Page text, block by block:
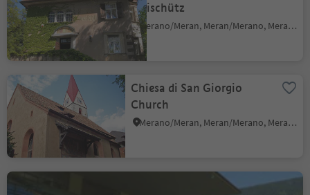
Freischütz
Merano/Meran, Meran/Merano, Meran/Merano and environs
Chiesa di San Giorgio
Church
Merano/Meran, Meran/Merano, Meran/Merano and environs
Maia Bassa Racecourse